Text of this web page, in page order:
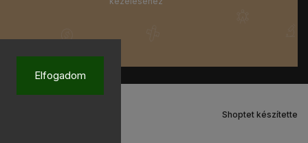
Elfogadom
Shoptet készítette